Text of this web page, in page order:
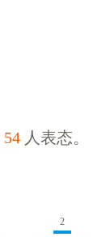
54 人表态。
2